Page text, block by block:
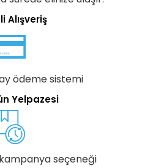
Alışveriş
ödeme sistemi
Yelpazesi
seçeneği